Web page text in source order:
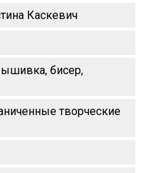
Каскевич
бисер,
творческие